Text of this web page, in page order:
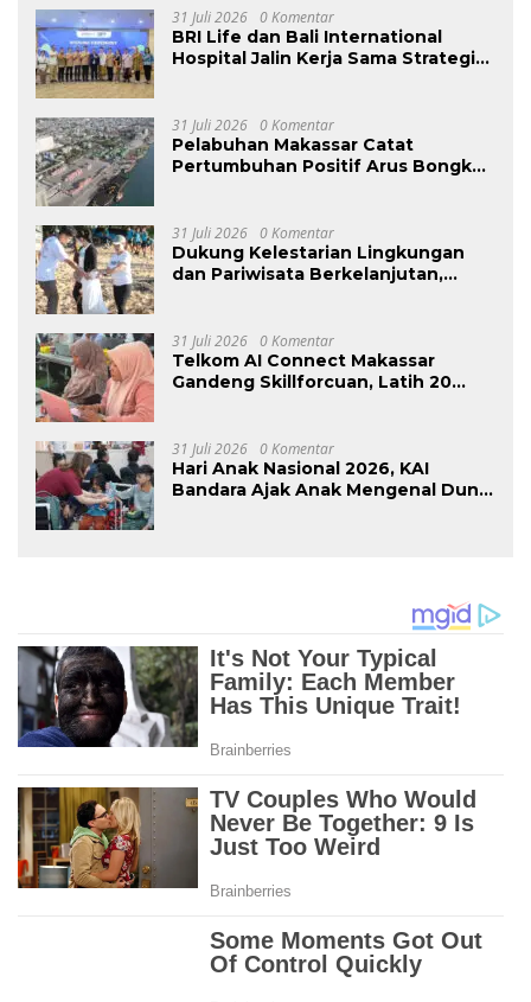
31 Juli 2026 0 Komentar
BRI Life dan Bali International
Hospital Jalin Kerja Sama Strategis
31 Juli 2026 0 Komentar
Pelabuhan Makassar Catat
Pertumbuhan Positif Arus Bongkar
31 Juli 2026 0 Komentar
Dukung Kelestarian Lingkungan
dan Pariwisata Berkelanjutan,
31 Juli 2026 0 Komentar
Telkom AI Connect Makassar
Gandeng Skillforcuan, Latih 20
31 Juli 2026 0 Komentar
Hari Anak Nasional 2026, KAI
Bandara Ajak Anak Mengenal Dunia